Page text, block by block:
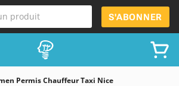
produit S'ABONNER
Permis Chauffeur Taxi Nice